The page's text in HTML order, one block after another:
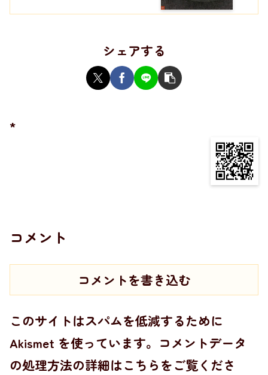
シェアする
*
コメント
コメントを書き込む
このサイトはスパムを低減するために
Akismet を使っています。 コメントデータ
の処理方法の詳細はこちらをご覧くださ